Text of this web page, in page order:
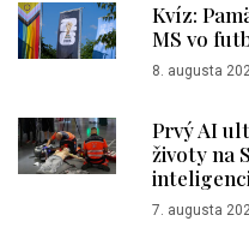
Kvíz:
MS vo
8. augusta
Prvý AI
životy na
7. augusta